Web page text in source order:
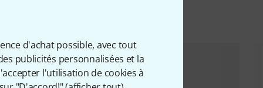
d'achat possible, avec tout
publicités personnalisées et la
l'utilisation de cookies à